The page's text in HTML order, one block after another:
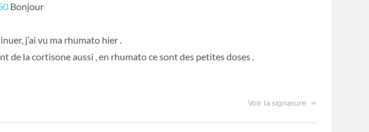
‍ Bonjour
j’ai vu ma rhumato hier .
de la cortisone aussi , en rhumato ce sont des petites doses .
Voir la signature